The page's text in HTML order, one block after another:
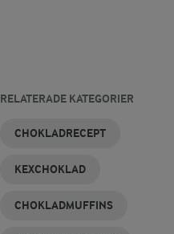
RELATERADE KATEGORIER
CHOKLADRECEPT
KEXCHOKLAD
CHOKLADMUFFINS